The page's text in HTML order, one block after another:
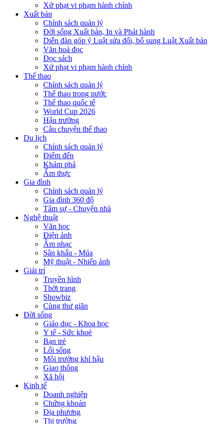
Xử phạt vi phạm hành chính
Xuất bản
Chính sách quản lý
Đời sống Xuất bản, In và Phát hành
Diễn đàn góp ý Luật sửa đổi, bổ sung Luật Xuất bản
Văn hoá đọc
Đọc sách
Xử phạt vi phạm hành chính
Thể thao
Chính sách quản lý
Thể thao trong nước
Thể thao quốc tế
World Cup 2026
Hậu trường
Câu chuyện thể thao
Du lịch
Chính sách quản lý
Điểm đến
Khám phá
Ẩm thực
Gia đình
Chính sách quản lý
Gia đình 360 độ
Tâm sự - Chuyện nhà
Nghệ thuật
Văn học
Điện ảnh
Âm nhạc
Sân khấu - Múa
Mỹ thuật - Nhiếp ảnh
Giải trí
Truyền hình
Thời trang
Showbiz
Cùng thư giãn
Đời sống
Giáo dục - Khoa học
Y tế - Sức khoẻ
Bạn trẻ
Lối sống
Môi trường khí hậu
Giao thông
Xã hội
Kinh tế
Doanh nghiệp
Chứng khoán
Địa phương
Thị trường